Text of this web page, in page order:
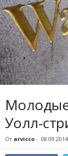
Молодые
Уолл-
От arvicco - 08.09.2014